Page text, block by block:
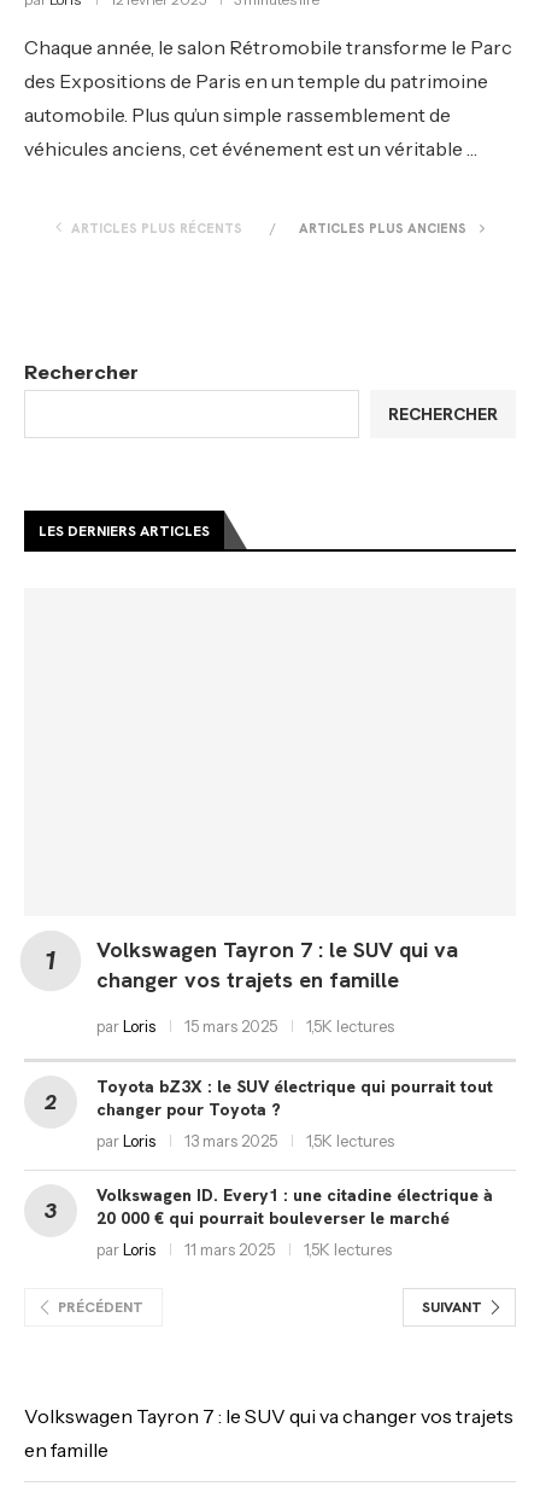
Chaque année, le salon Rétromobile transforme le Parc
des Expositions de Paris en un temple du patrimoine
automobile. Plus qu’un simple rassemblement de
véhicules anciens, cet événement est un véritable …
ARTICLES PLUS RÉCENTS ARTICLES PLUS ANCIENS
Rechercher
RECHERCHER
LES DERNIERS ARTICLES
Volkswagen Tayron 7 : le SUV qui va
changer vos trajets en famille
parLoris 15 mars 2025 1,5K lectures
Toyota bZ3X : le SUV électrique qui pourrait tout
changer pour Toyota ?
parLoris 13 mars 2025 1,5K lectures
Volkswagen ID. Every1 : une citadine électrique à
20 000 € qui pourrait bouleverser le marché
parLoris 11 mars 2025 1,5K lectures
PRÉCÉDENT SUIVANT
Volkswagen Tayron 7 : le SUV qui va changer vos trajets
en famille